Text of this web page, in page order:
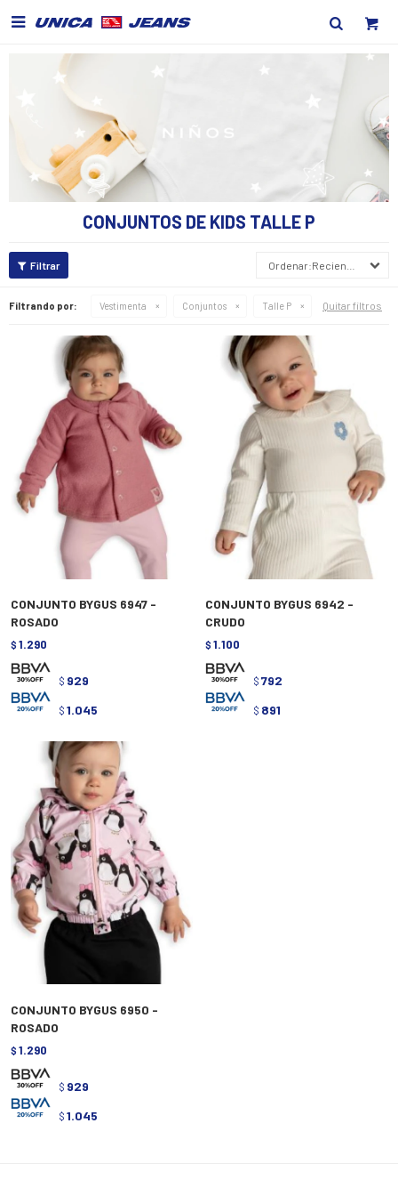

CONJUNTOS DE KIDS TALLE P
Recientes
Filtrando por: Vestimenta Conjuntos Talle P Quitar filtros
CONJUNTO BYGUS 6947 -
ROSADO
$ 1.290
$ 929
$ 1.045
CONJUNTO BYGUS 6942 -
CRUDO
$ 1.100
$ 792
$ 891
CONJUNTO BYGUS 6950 -
ROSADO
$ 1.290
$ 929
$ 1.045